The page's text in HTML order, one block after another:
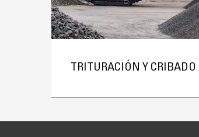
TRITURACIÓN Y CRIBADO